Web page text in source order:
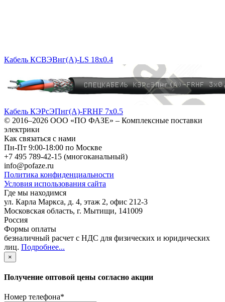
Кабель КСВЭВнг(A)-LS 18x0.4
Кабель КЭРсЭПнг(А)-FRHF 7х0.5
© 2016–2026 ООО «ПО ФАЗЕ» – Комплексные поставки
электрики
Как связаться с нами
Пн-Пт 9:00-18:00 по Москве
+7 495 789-42-15 (многоканальный)
info@pofaze.ru
Политика конфиденциальности
Условия использования сайта
Где мы находимся
ул. Карла Маркса, д. 4, этаж 2, офис 212-3
Московская область, г. Мытищи, 141009
Россия
Формы оплаты
безналичный расчет с НДС для физических и юридических
лиц. Подробнее...
×
Получение оптовой цены согласно акции
Номер телефона*